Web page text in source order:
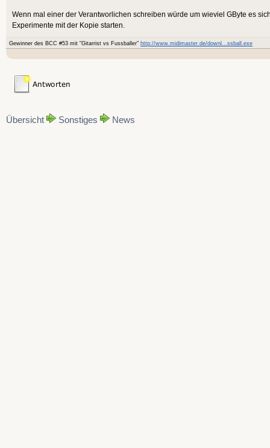
Wenn mal einer der Verantworlichen schreiben würde um wieviel GByte es
Experimente mit der Kopie starten.
Gewinner des BCC #53 mit "Gitarrist vs Fussballer" http://www.midimaster.de/downl...ssball.exe
Übersicht Sonstiges News